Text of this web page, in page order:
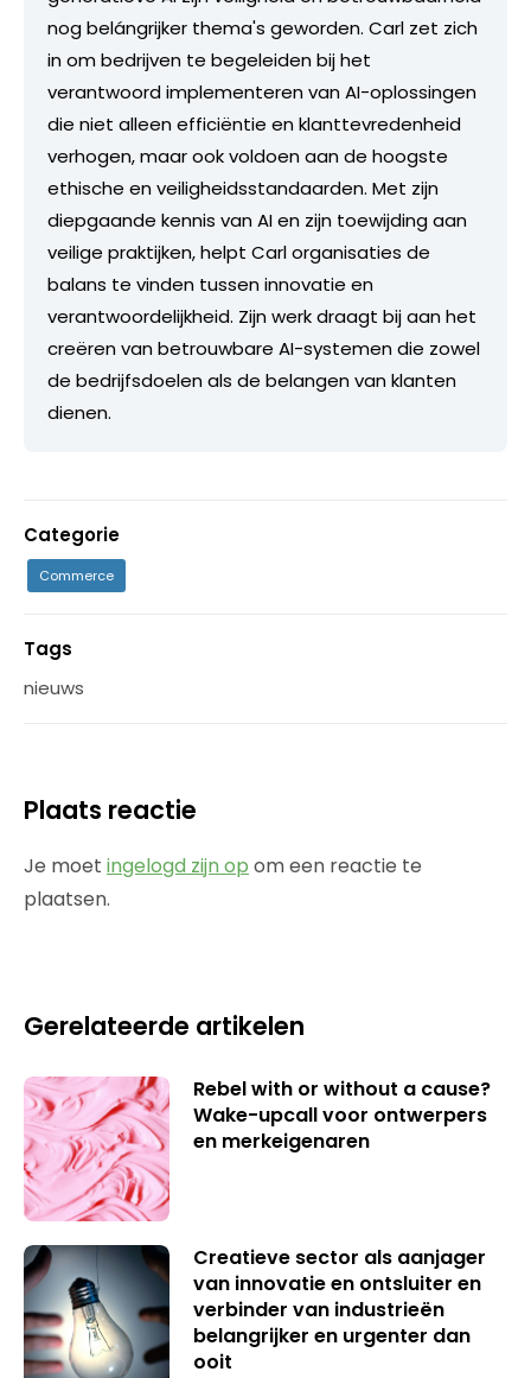
nog belángrijker thema's geworden. Carl zet zich
in om bedrijven te begeleiden bij het
verantwoord implementeren van AI-oplossingen
die niet alleen efficiëntie en klanttevredenheid
verhogen, maar ook voldoen aan de hoogste
ethische en veiligheidsstandaarden. Met zijn
diepgaande kennis van AI en zijn toewijding aan
veilige praktijken, helpt Carl organisaties de
balans te vinden tussen innovatie en
verantwoordelijkheid. Zijn werk draagt bij aan het
creëren van betrouwbare AI-systemen die zowel
de bedrijfsdoelen als de belangen van klanten
dienen.
Categorie
Commerce
Tags
nieuws
Plaats reactie
Je moet ingelogd zijn op om een reactie te
plaatsen.
Gerelateerde artikelen
Rebel with or without a cause?
Wake-upcall voor ontwerpers
en merkeigenaren
Creatieve sector als aanjager
van innovatie en ontsluiter en
verbinder van industrieën
belangrijker en urgenter dan
ooit